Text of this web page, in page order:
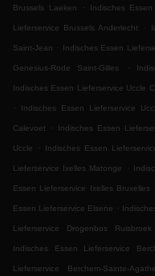
Brussels Laeken . Indisches
Lieferservice Brussels Anderlecht .
Saint-Jean . Indisches Essen
Genesius-Rode Saint-Gilles .
Indisches Essen Lieferservice Uccle
.
Indisches Essen Lieferservice
Calevoet . Indisches Essen
Uccle . Indisches Essen
Lieferservice Ixelles Matonge .
Essen Lieferservice Ixelles Bruxelles
Essen Lieferservice Elsene .
Lieferservice Drogenbos Ruisbroek
Indisches Essen Lieferservice
Lieferservice Berchem-Sainte-